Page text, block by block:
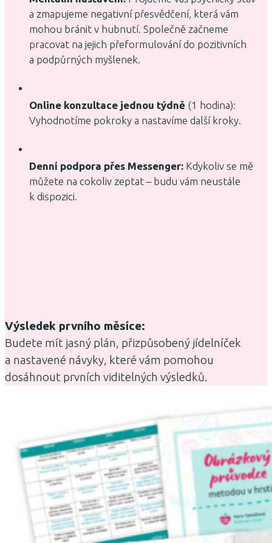
a zmapujeme negativní přesvědčení, která vám
mohou bránit v hubnutí. Společně začneme
pracovat na jejich přeformulování do pozitivních
a podpůrných myšlenek.
Online konzultace jednou týdně (1 hodina):
Vyhodnotíme pokroky a nastavíme další kroky.
Denní podpora přes Messenger: Kdykoliv se mě
můžete na cokoliv zeptat – budu vám neustále
k dispozici.
Výsledek prvního měsíce:
Budete mít jasný plán, přizpůsobený jídelníček
a nastavené návyky, které vám pomohou
dosáhnout prvních viditelných výsledků.